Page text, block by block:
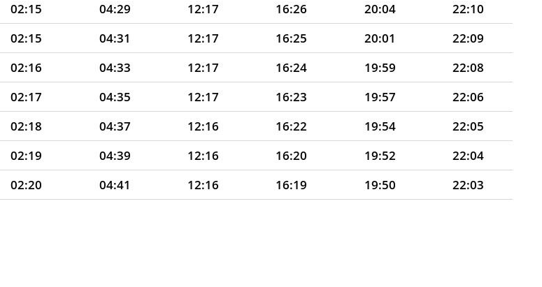
02:15 04:29 12:17 16:26 20:04
22:10
02:15 04:31 12:17 16:25 20:01
22:09
02:16 04:33 12:17 16:24 19:59
22:08
02:17 04:35 12:17 16:23 19:57
22:06
02:18 04:37 12:16 16:22 19:54
22:05
02:19 04:39 12:16 16:20 19:52
22:04
02:20 04:41 12:16 16:19 19:50
22:03